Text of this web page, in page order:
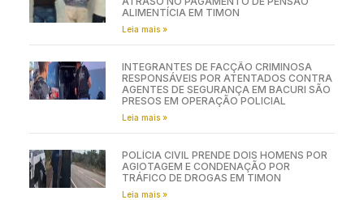
ALIMENTÍCIA EM TIMON
Leia mais »
INTEGRANTES DE FACÇÃO CRIMINOSA
RESPONSÁVEIS POR ATENTADOS CONTRA
AGENTES DE SEGURANÇA EM BACURI SÃO
PRESOS EM OPERAÇÃO POLICIAL
Leia mais »
POLÍCIA CIVIL PRENDE DOIS HOMENS POR
AGIOTAGEM E CONDENAÇÃO POR
TRÁFICO DE DROGAS EM TIMON
Leia mais »